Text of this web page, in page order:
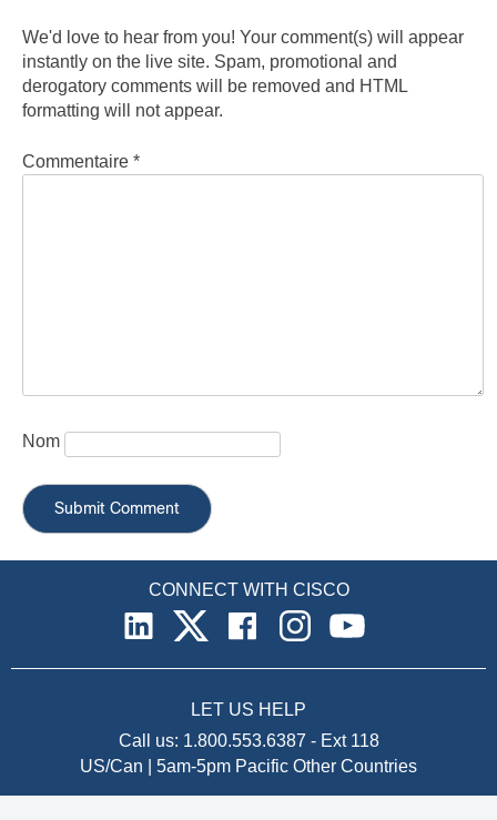
We'd love to hear from you! Your comment(s) will appear
instantly on the live site. Spam, promotional and
derogatory comments will be removed and HTML
formatting will not appear.
Commentaire *
Nom
CONNECT WITH CISCO
LET US HELP
Call us: 1.800.553.6387 - Ext 118
US/Can | 5am-5pm Pacific Other Countries